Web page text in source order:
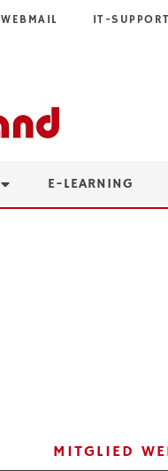
WEBMAIL IT-SUPPORT
E-LEARNING
MITGLIED